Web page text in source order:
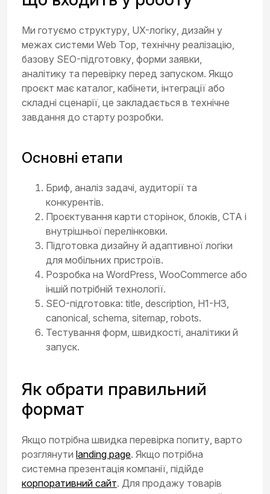
Ми готуємо структуру, UX-логіку, дизайн у
межах системи Web Top, технічну реалізацію,
базову SEO-підготовку, форми заявки,
аналітику та перевірку перед запуском. Якщо
проєкт має каталог, кабінети, інтеграції або
складні сценарії, це закладається в технічне
завдання до старту розробки.
Основні етапи
Бриф, аналіз задачі, аудиторії та
конкурентів.
Проєктування карти сторінок, блоків, CTA і
внутрішньої перелінковки.
Підготовка дизайну й адаптивної логіки
для мобільних пристроїв.
Розробка на WordPress, WooCommerce або
іншій потрібній технології.
SEO-підготовка: title, description, H1-H3,
canonical, schema, sitemap, robots.
Тестування форм, швидкості, аналітики й
запуск.
Як обрати правильний
формат
Якщо потрібна швидка перевірка попиту, варто
розглянути landing page. Якщо потрібна
системна презентація компанії, підійде
корпоративний сайт. Для продажу товарів